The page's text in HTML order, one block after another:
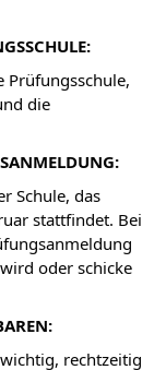
Prüfungsschule,
die
Schule, das
stattfindet. Bei
oder schicke
rechtzeitig